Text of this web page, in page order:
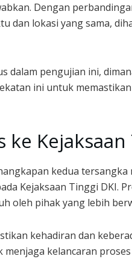
Dengan
dan lokasi yang sama,
dalam pengujian ini,
ini untuk
ke
kedua
Kejaksaan Tinggi DKI.
oleh pihak yang lebih
kehadiran dan
kelancaran